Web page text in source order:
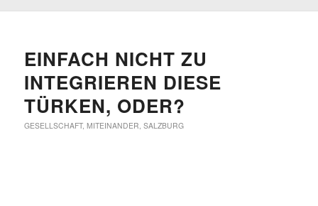
EINFACH NICHT ZU
INTEGRIEREN DIESE
TÜRKEN, ODER?
GESELLSCHAFT, MITEINANDER, SALZBURG